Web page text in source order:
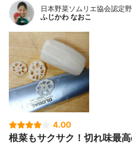
日本野菜ソムリエ協会認定
ふじかわ なおこ
4.00
根菜もサクサク！切れ味最